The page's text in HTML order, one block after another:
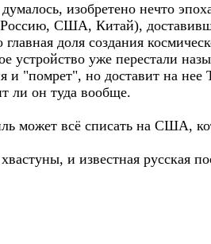
изобретено нечто
США, Китай),
доля создания
устройство уже перестали
и "помрет", но доставит на
ли он туда вообще.
может всё списать на США,
и известная русская